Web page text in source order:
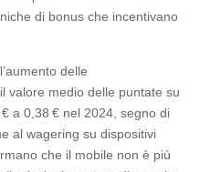
di bonus che incentivano
delle
valore medio delle puntate su
a 0,38 € nel 2024, segno di
al wagering su dispositivi
che il mobile non è più